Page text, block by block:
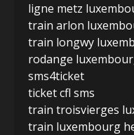
ligne metz
train arlon
train longwy
rodange
sms4ticket
ticket cfl sms
train troisvierges
train luxembourg